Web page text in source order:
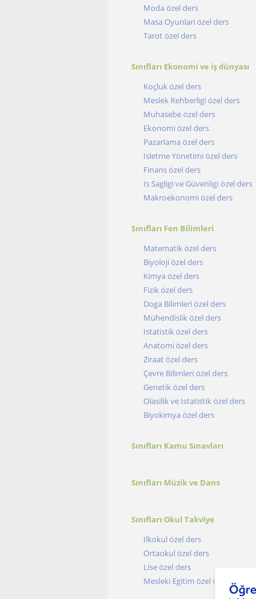
Moda özel ders
Masa Oyunlari özel ders
Tarot özel ders
Sınıfları Ekonomi ve iş dünyası
Koçluk özel ders
Meslek Rehberligi özel ders
Muhasebe özel ders
Ekonomi özel ders
Pazarlama özel ders
Isletme Yönetimi özel ders
Finans özel ders
Is Sagligi ve Güvenligi özel ders
Makroekonomi özel ders
Sınıfları Fen Bilimleri
Matematik özel ders
Biyoloji özel ders
Kimya özel ders
Fizik özel ders
Doga Bilimleri özel ders
Mühendislik özel ders
Istatistik özel ders
Anatomi özel ders
Ziraat özel ders
Çevre Bilimleri özel ders
Genetik özel ders
Olasilik ve Istatistik özel ders
Biyokimya özel ders
Sınıfları Kamu Sınavları
Sınıfları Müzik ve Dans
Sınıfları Okul Takviye
Ilkokul özel ders
Ortaokul özel ders
Lise özel ders
Mesleki Egitim özel ders